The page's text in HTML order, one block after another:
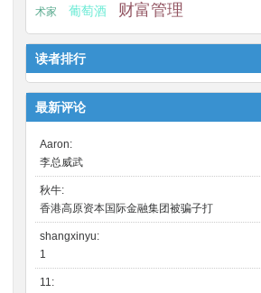
术家
葡萄酒 财富管理
读者排行
最新评论
Aaron:
李总威武
秋牛:
香港高原资本国际金融集团被骗子打
shangxinyu:
1
11: